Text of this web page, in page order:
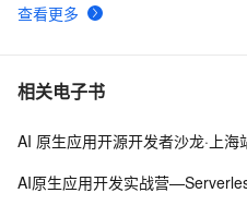
查看更多
相关电子书
AI 原生应用开源开发者沙龙·上海
AI原生应用开发实战营